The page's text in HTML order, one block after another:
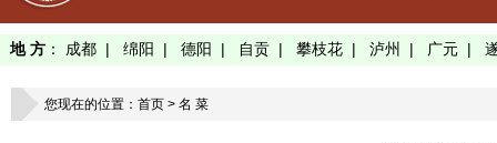
地 方 ： 成都 | 绵阳 | 德阳 | 自贡 | 攀枝花 | 泸州 | 广元 |
您现在的位置： 首页 > 名 菜